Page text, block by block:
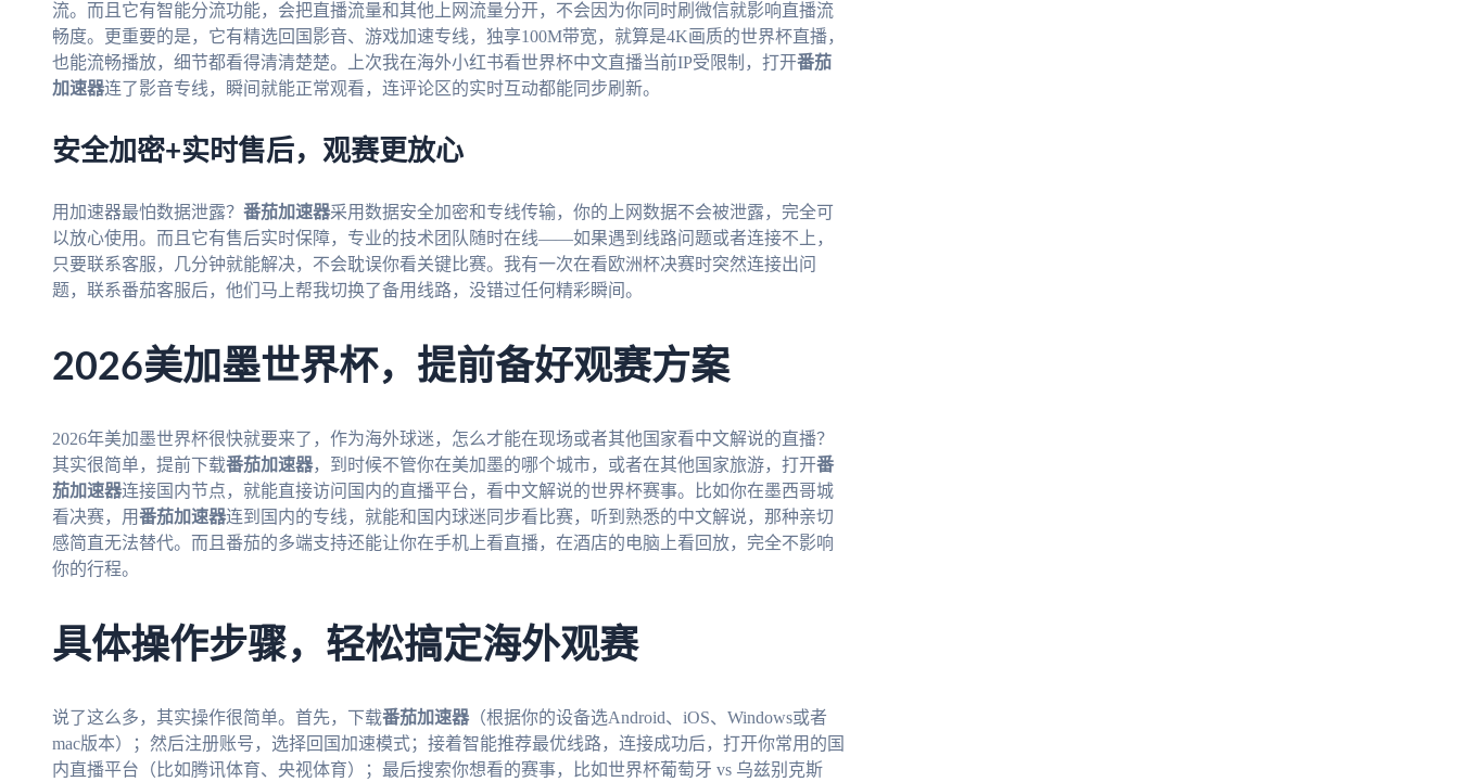
流。而且它有智能分流功能，会把直播流量和其他上网流量分开，不会因为你同时刷微信就影响直播流
畅度。更重要的是，它有精选回国影音、游戏加速专线，独享100M带宽，就算是4K画质的世界杯直播，
也能流畅播放，细节都看得清清楚楚。上次我在海外小红书看世界杯中文直播当前IP受限制，打开番茄
加速器连了影音专线，瞬间就能正常观看，连评论区的实时互动都能同步刷新。
安全加密+实时售后，观赛更放心
用加速器最怕数据泄露？ 番茄加速器采用数据安全加密和专线传输，你的上网数据不会被泄露，完全可
以放心使用。而且它有售后实时保障，专业的技术团队随时在线——如果遇到线路问题或者连接不上，
只要联系客服，几分钟就能解决，不会耽误你看关键比赛。我有一次在看欧洲杯决赛时突然连接出问
题，联系番茄客服后，他们马上帮我切换了备用线路，没错过任何精彩瞬间。
2026美加墨世界杯，提前备好观赛方案
2026年美加墨世界杯很快就要来了，作为海外球迷，怎么才能在现场或者其他国家看中文解说的直播？
其实很简单，提前下载番茄加速器，到时候不管你在美加墨的哪个城市，或者在其他国家旅游，打开番
茄加速器连接国内节点，就能直接访问国内的直播平台，看中文解说的世界杯赛事。比如你在墨西哥城
看决赛，用番茄加速器连到国内的专线，就能和国内球迷同步看比赛，听到熟悉的中文解说，那种亲切
感简直无法替代。而且番茄的多端支持还能让你在手机上看直播，在酒店的电脑上看回放，完全不影响
你的行程。
具体操作步骤，轻松搞定海外观赛
说了这么多，其实操作很简单。首先，下载番茄加速器（根据你的设备选Android、iOS、Windows或者
mac版本）；然后注册账号，选择回国加速模式；接着智能推荐最优线路，连接成功后，打开你常用的国
内直播平台（比如腾讯体育、央视体育）；最后搜索你想看的赛事，比如世界杯葡萄牙 vs 乌兹别克斯